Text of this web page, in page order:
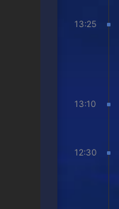
13:25
13:10
12:30